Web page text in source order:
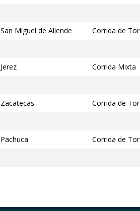
San Miguel de Allende Corrida de
Jerez Corrida Mixta
Zacatecas Corrida de
Pachuca Corrida de